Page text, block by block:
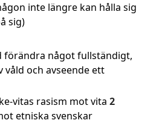
inte längre kan hålla sig
sig)
förändra något fullständigt,
våld och avseende ett
vitas rasism mot vita 2
etniska svenskar